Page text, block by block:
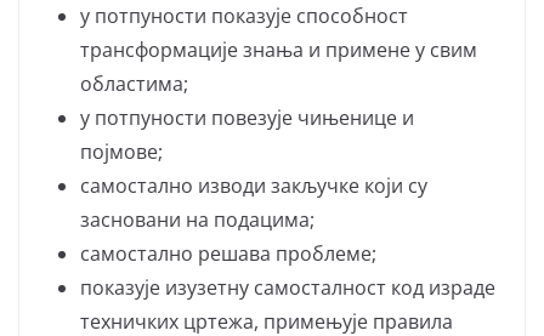
у потпуности показује способност
трансформације знања и примене у свим
областима;
у потпуности пoвeзуje чињeницe и
пojмoвe;
самостално изводи закључке који су
заснoвани на подацима;
самостално решава проблеме;
показује изузетну самосталност код израде
техничких цртежа, примењује правила